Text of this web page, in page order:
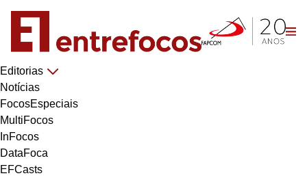
Editorias
Notícias
FocosEspeciais
MultiFocos
InFocos
DataFoca
EFCasts